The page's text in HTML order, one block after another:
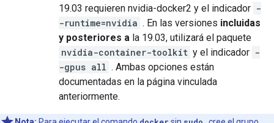
19.03 requieren nvidia-docker2 y el indicador -
-runtime=nvidia . En las versiones incluidas
y posteriores a la 19.03, utilizará el paquete
nvidia-container-toolkit y el indicador -
-gpus all . Ambas opciones están
documentadas en la página vinculada
anteriormente.